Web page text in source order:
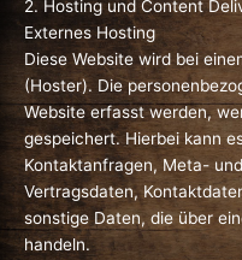
2. Hosting und Content
Externes Hosting
Diese Website wird bei
(Hoster). Die
Website erfasst werden,
gespeichert. Hierbei kann
Kontaktanfragen, Meta-
Vertragsdaten,
sonstige Daten, die über
handeln.